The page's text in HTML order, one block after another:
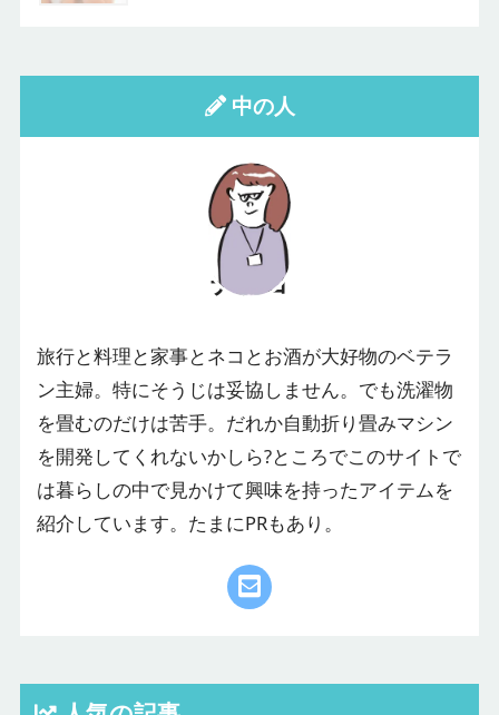
中の人
テテコ
旅行と料理と家事とネコとお酒が大好物のベテラ
ン主婦。特にそうじは妥協しません。でも洗濯物
を畳むのだけは苦手。だれか自動折り畳みマシン
を開発してくれないかしら?ところでこのサイトで
は暮らしの中で見かけて興味を持ったアイテムを
紹介しています。たまにPRもあり。